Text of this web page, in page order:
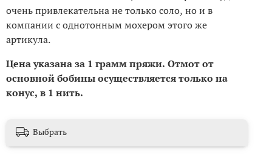
очень привлекательна не только соло, но и в
компании с однотонным мохером этого же
артикула.
Цена указана за 1 грамм пряжи. Отмот от
основной бобины осуществляется только на
конус, в 1 нить.
Выбрать